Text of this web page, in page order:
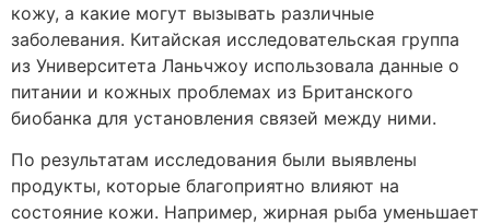
кожу, а какие могут вызывать различные
заболевания. Китайская исследовательская группа
из Университета Ланьчжоу использовала данные о
питании и кожных проблемах из Британского
биобанка для установления связей между ними.
По результатам исследования были выявлены
продукты, которые благоприятно влияют на
состояние кожи. Например, жирная рыба уменьшает